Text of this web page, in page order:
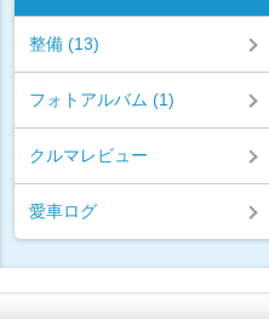
整備 (13)
フォトアルバム (1)
クルマレビュー
愛車ログ